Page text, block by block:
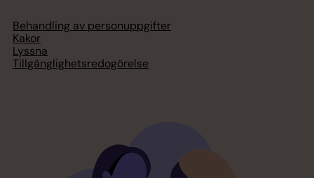
Behandling av personuppgifter
Kakor
Lyssna
Tillgänglighetsredogörelse